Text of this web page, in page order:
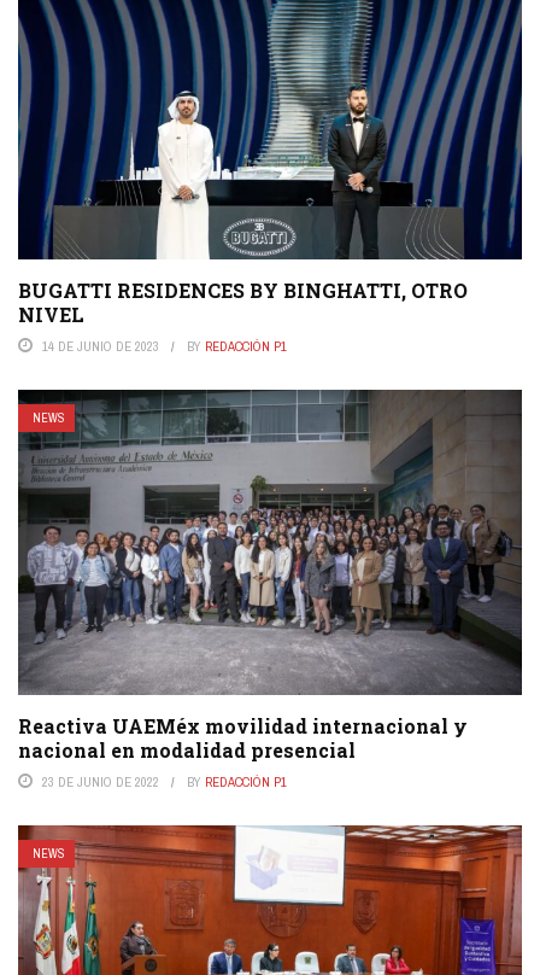
BUGATTI RESIDENCES BY BINGHATTI, OTRO
NIVEL
14 DE JUNIO DE 2023 BY REDACCIÓN P1
NEWS
Reactiva UAEMéx movilidad internacional y
nacional en modalidad presencial
23 DE JUNIO DE 2022 BY REDACCIÓN P1
NEWS